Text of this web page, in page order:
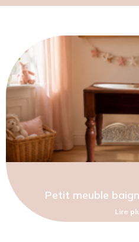
Petit meuble
Lire